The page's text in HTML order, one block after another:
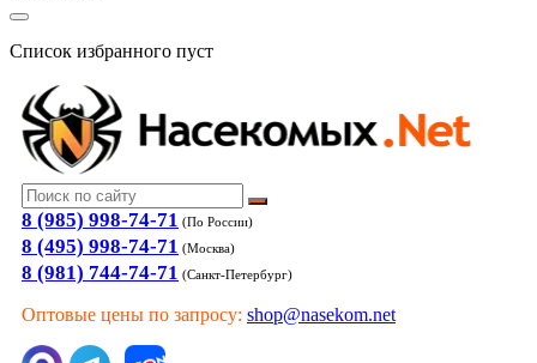
Список избранного пуст
8 (985) 998-74-71 (По России)
8 (495) 998-74-71 (Москва)
8 (981) 744-74-71 (Санкт-Петербург)
Оптовые цены по запросу: shop@nasekom.net